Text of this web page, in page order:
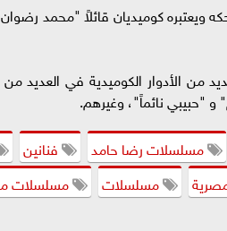
ويعتبره كوميديان قائلاً "محمد
الأدوار الكوميدية في العديد من
مسلسلات رضا حامد فنانين
مسلسلات
مسلسلات